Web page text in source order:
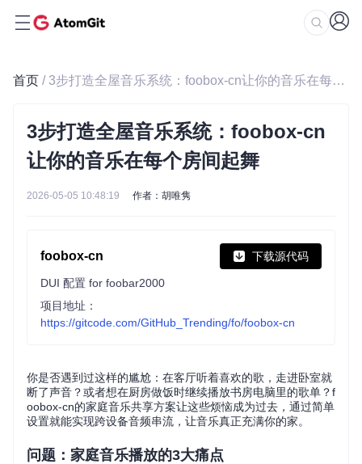
首页 / 3步打造全屋音乐系统：foobox-cn让你的音乐在每个房间起舞
3步打造全屋音乐系统：foobox-cn
让你的音乐在每个房间起舞
2026-05-05 10:48:19 作者：胡唯隽
foobox-cn 下载源代码
DUI 配置 for foobar2000
项目地址：
https://gitcode.com/GitHub_Trending/fo/foobox-cn
你是否遇到过这样的尴尬：在客厅听着喜欢的歌，走进卧室就
断了声音？或者想在厨房做饭时继续播放书房电脑里的歌单？f
oobox-cn的家庭音乐共享方案让这些烦恼成为过去，通过简单
设置就能实现跨设备音频串流，让音乐真正充满你的家。
问题：家庭音乐播放的3大痛点